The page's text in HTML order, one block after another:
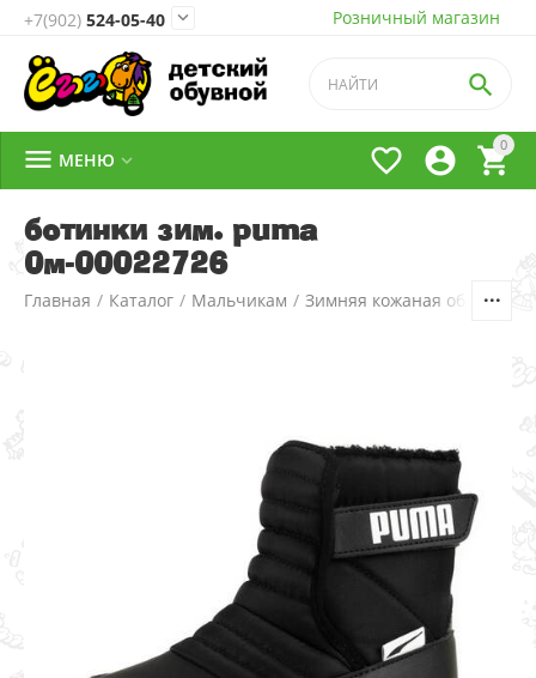
Розничный магазин
+7(902) 524-05-40 
0




 МЕНЮ 
ботинки зим. puma
0м-00022726
Главная / Каталог / Мальчикам / Зимняя кожаная обувь /